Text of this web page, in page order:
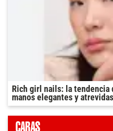
Rich girl nails: la tendencia
manos elegantes y atrevidas